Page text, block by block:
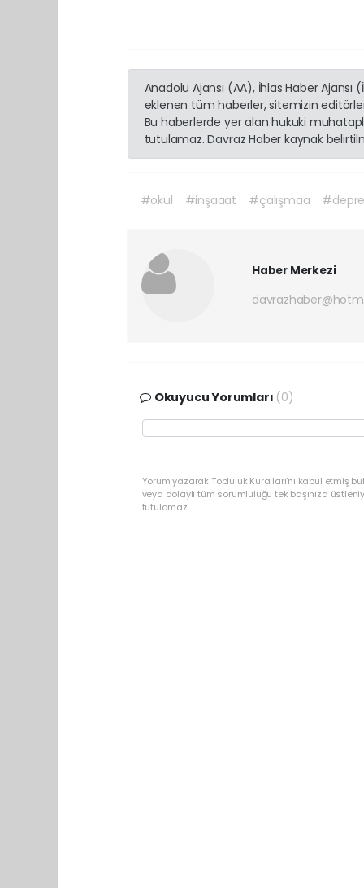
Anadolu Ajansı (AA), İhlas Haber
eklenen tüm haberler, sitemizin
Bu haberlerde yer alan hukuki
tutulamaz. Davraz Haber kaynak
#okul #inşaaat #çalışmaa
Haber Merkezi
Okuyucu Yorumları (0)
Yorum yazarak Topluluk Kuralları’nı kabul etmiş
veya dolaylı tüm sorumluluğu tek başınıza
tutulamaz.